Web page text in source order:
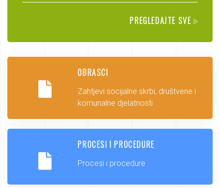
PREGLEDAJTE SVE
OBRASCI
Zahtjevi socijalne skrbi, društvene i
komunalne djelatnosti
PROCESI I PROCEDURE
Procesi i procedure